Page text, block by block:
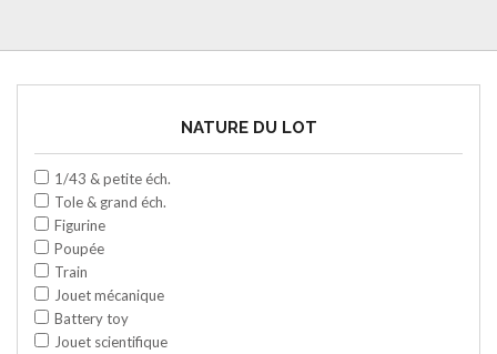
NATURE DU LOT
1/43 & petite éch.
Tole & grand éch.
Figurine
Poupée
Train
Jouet mécanique
Battery toy
Jouet scientifique